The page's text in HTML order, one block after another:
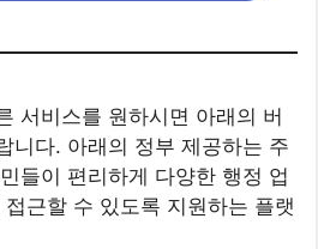
서비스를 원하시면 아래의 버
니다. 아래의 정부 제공하는 주
들이 편리하게 다양한 행정 업
근할 수 있도록 지원하는 플랫